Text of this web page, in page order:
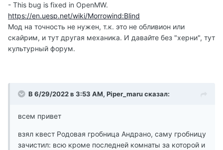
- This bug is fixed in OpenMW.
https://en.uesp.net/wiki/Morrowind:Blind
Мод на точность не нужен, т.к. это не обливион или
скайрим, и тут другая механика. И давайте без "херни", тут
культурный форум.
В 6/29/2022 в 3:53 AM, Piper_maruсказал:
всем привет
взял квест Родовая гробница Андрано, саму гробницу
зачистил: всю кроме последней комнаты за которой и